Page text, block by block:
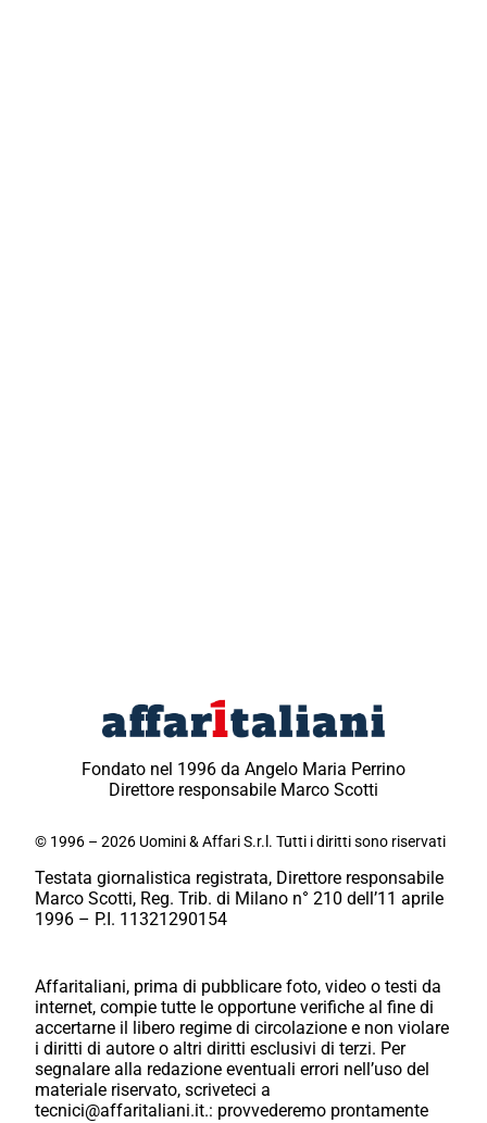
Fondato nel 1996 da Angelo Maria Perrino
Direttore responsabile Marco Scotti
© 1996 – 2026 Uomini & Affari S.r.l. Tutti i diritti sono riservati
Testata giornalistica registrata, Direttore responsabile
Marco Scotti, Reg. Trib. di Milano n° 210 dell’11 aprile
1996 – P.I. 11321290154
Affaritaliani, prima di pubblicare foto, video o testi da
internet, compie tutte le opportune verifiche al fine di
accertarne il libero regime di circolazione e non violare
i diritti di autore o altri diritti esclusivi di terzi. Per
segnalare alla redazione eventuali errori nell’uso del
materiale riservato, scriveteci a
tecnici@affaritaliani.it.: provvederemo prontamente